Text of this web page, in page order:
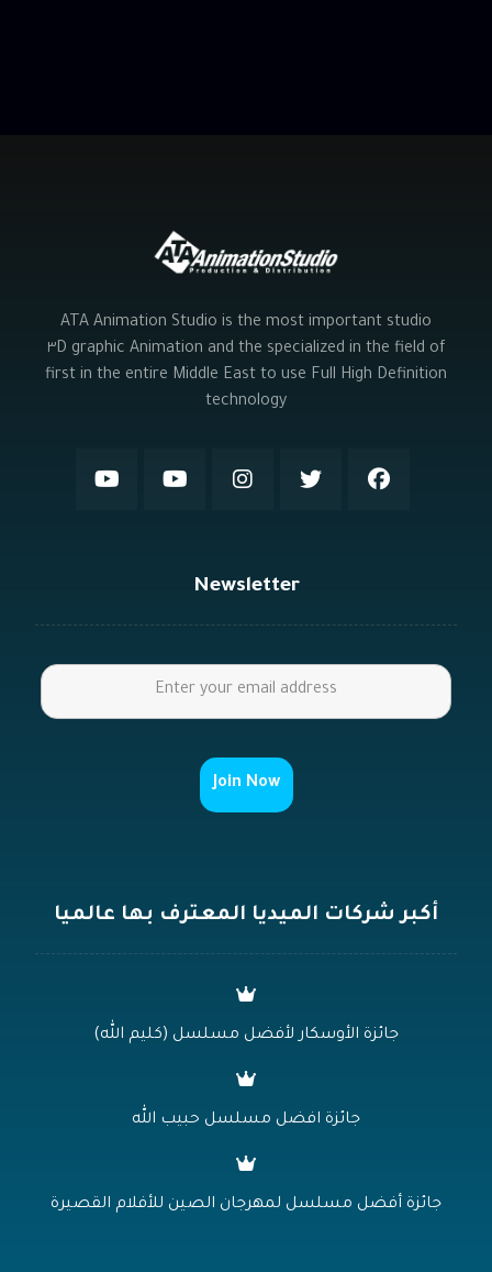
ATA Animation Studio is the most important studio
specialized in the field of ٣D graphic Animation and the
first in the entire Middle East to use Full High Definition
technology
Newsletter
أكبر شركات الميديا المعترف بها عالميا
جائزة الأوسكار لأفضل مسلسل (كليم الله)
جائزة افضل مسلسل حبيب الله
جائزة أفضل مسلسل لمهرجان الصين للأفلام القصيرة